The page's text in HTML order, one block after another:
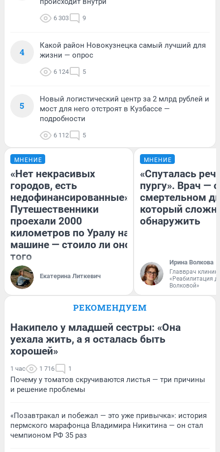
6 303 9
4
Какой район Новокузнецка самый лучший для
жизни — опрос
6 124 5
5
Новый логистический центр за 2 млрд рублей и
мост для него отстроят в Кузбассе —
подробности
6 112 5
МНЕНИЕ
«Нет некрасивых
городов, есть
недофинансированные».
Путешественники
проехали 2000
километров по Уралу на
машине — стоило ли оно
того
Екатерина Литкевич
МНЕНИЕ
«Спуталась
пургу». Врач — о
смертельном
который
обнаружить
Ирина Волкова
Главврач
«Реабилитация
Волковой»
РЕКОМЕНДУЕМ
Накипело у младшей сестры: «Она
уехала жить, а я осталась быть
хорошей»
1 час 1 716 1
Почему у томатов скручиваются листья — три причины
и решение проблемы
«Позавтракал и побежал — это уже привычка»: история
пермского марафонца Владимира Никитина — он стал
чемпионом РФ 35 раз